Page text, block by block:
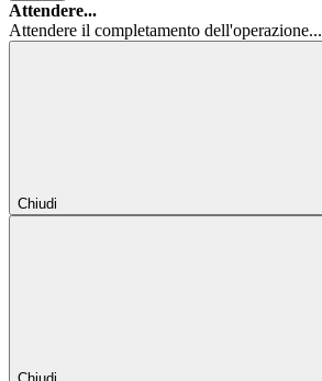
Attendere...
Attendere il completamento dell'operazione...
Chiudi